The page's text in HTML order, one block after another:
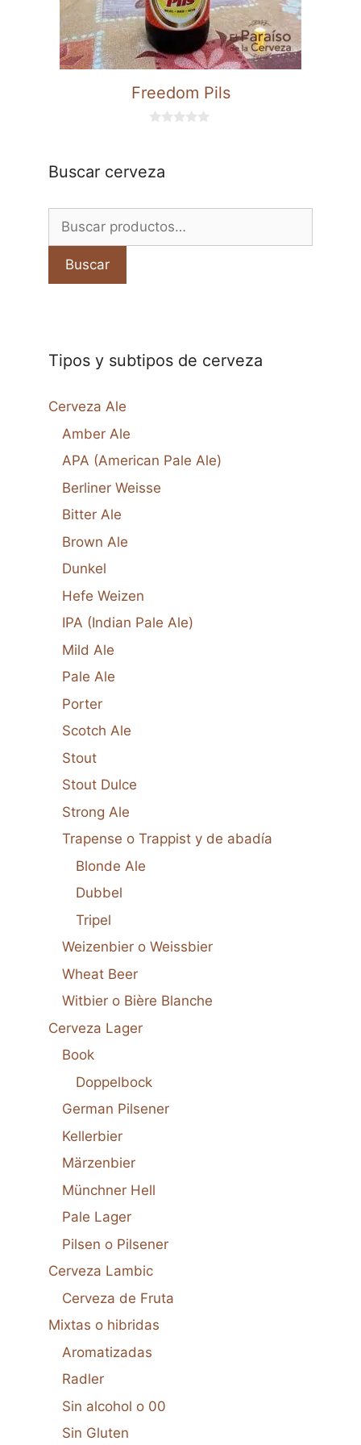
Freedom Pils
5
Buscar cerveza
Buscar
Buscar
Tipos y subtipos de cerveza
Cerveza Ale
Amber Ale
APA (American Pale Ale)
Berliner Weisse
Bitter Ale
Brown Ale
Dunkel
Hefe Weizen
IPA (Indian Pale Ale)
Mild Ale
Pale Ale
Porter
Scotch Ale
Stout
Stout Dulce
Strong Ale
Trapense o Trappist y de abadía
Blonde Ale
Dubbel
Tripel
Weizenbier o Weissbier
Wheat Beer
Witbier o Bière Blanche
Cerveza Lager
Book
Doppelbock
German Pilsener
Kellerbier
Märzenbier
Münchner Hell
Pale Lager
Pilsen o Pilsener
Cerveza Lambic
Cerveza de Fruta
Mixtas o hibridas
Aromatizadas
Radler
Sin alcohol o 00
Sin Gluten